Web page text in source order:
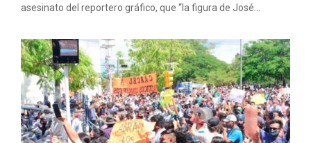
asesinato del reportero gráfico, que “la figura de José...